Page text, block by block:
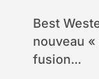
Best Western International (BWI) a créé un
nouveau
fusion...